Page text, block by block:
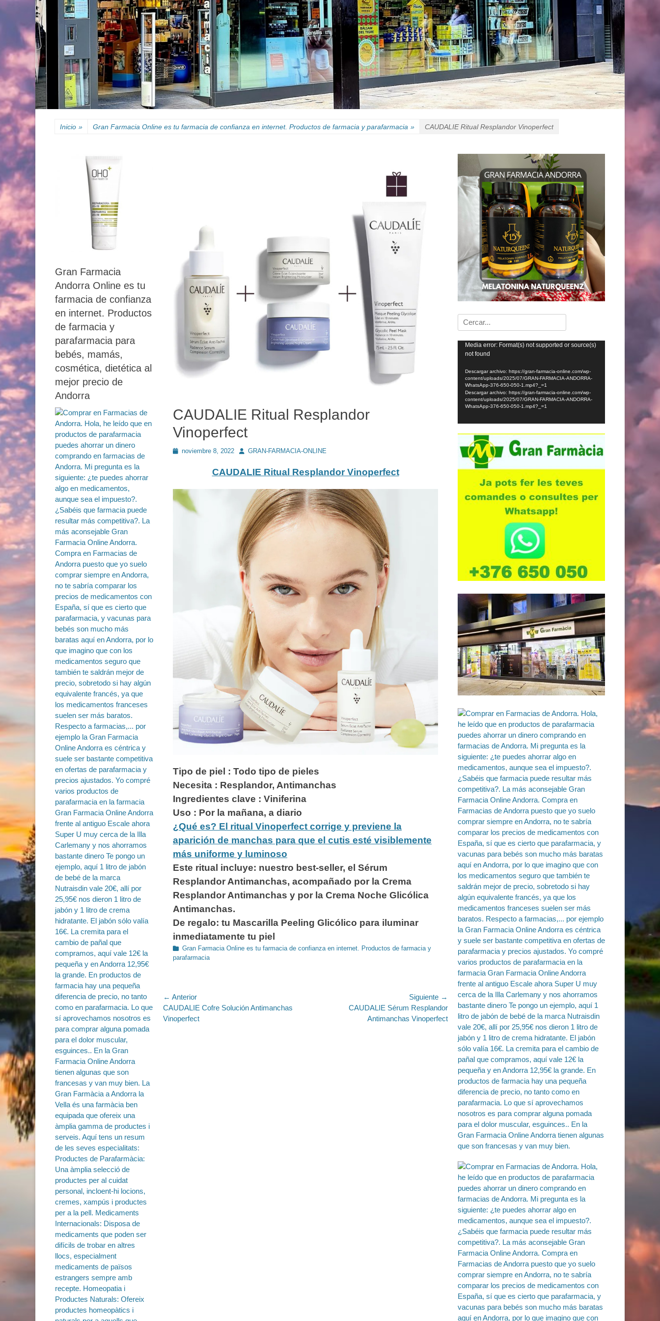
Inicio » Gran Farmacia Online es tu farmacia de confianza en internet. Productos de farmacia y parafarmacia » CAUDALIE Ritual Resplandor Vinoperfect
CAUDALIE Ritual Resplandor
Vinoperfect
Publicado
noviembre 8, 2022 AutorGRAN-FARMACIA-ONLINE
CAUDALIE Ritual Resplandor Vinoperfect
Tipo de piel : Todo tipo de pieles
Necesita : Resplandor, Antimanchas
Ingredientes clave : Viniferina
Uso : Por la mañana, a diario
¿Qué es? El ritual Vinoperfect corrige y previene la
aparición de manchas para que el cutis esté visiblemente
más uniforme y luminoso
Este ritual incluye: nuestro best-seller, el Sérum
Resplandor Antimanchas, acompañado por la Crema
Resplandor Antimanchas y por la Crema Noche Glicólica
Antimanchas.
De regalo: tu Mascarilla Peeling Glicólico para iluminar
inmediatamente tu piel
Categorías
Gran Farmacia Online es tu farmacia de confianza en internet. Productos de farmacia y
parafarmacia
Navegación
de
← Anterior
Entrada
anterior:
CAUDALIE Cofre Solución Antimanchas
Vinoperfect
Siguiente →
CAUDALIE Sérum Resplandor
Antimanchas Vinoperfect
Buscar:
Reproductor
Media error: Format(s) not supported or source(s)
not found
Descargar archivo: https://gran-farmacia-online.com/wp-
content/uploads/2025/07/GRAN-FARMACIA-ANDORRA-
WhatsApp-376-650-050-1.mp4?_=1
Descargar archivo: https://gran-farmacia-online.com/wp-
content/uploads/2025/07/GRAN-FARMACIA-ANDORRA-
WhatsApp-376-650-050-1.mp4?_=1
Gran Farmacia
Andorra Online es tu
farmacia de confianza
en internet. Productos
de farmacia y
parafarmacia para
bebés, mamás,
cosmética, dietética al
mejor precio de
Andorra